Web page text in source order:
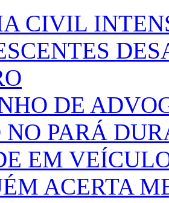
CIVIL
DE
NO PARÁ
EM
ACERTA